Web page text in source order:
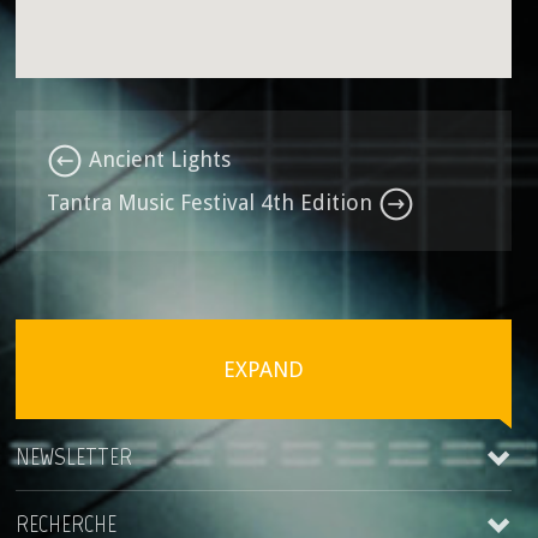
Ancient Lights
Tantra Music Festival 4th Edition
EXPAND
NEWSLETTER
RECHERCHE